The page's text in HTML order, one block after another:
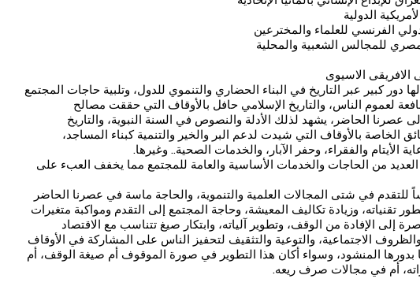
الدولية
الفرنسي للعلماء والمخترعين
للمجالس الشعبية والمحلية
الاسيوى
دور كبير عبر التاريخ في البناء الحضاري والتنموي للدول، وتلبية حاجات المجتمع
لعموم الناس، والتاريخ الإسلامي حافل بالأوقاف التي حققت مصالح
عصرنا الحاضر، يشهد لذلك الأدلة والنصوص في السنة النبوية، والتاريخ
الخاصة بالأوقاف التي شيدت لدعم البر والخير والتنمية كبناء المساجد،
الأيتام والفقراء، وحفر الآبار، والخدمات الصحية.. وغيرها.
من الحاجات والخدمات الأساسية والعامة للمجتمع مما يخفف العبء على
للتقدم في شتى المجالات العلمية والتنموية، والحاجة ماسة في عصرنا الحاضر
تقنياته، وزيادة تكاليف المعيشة، وحاجة المجتمع إلى التقدم ومواكبة متغيرات
إلى الإفادة من الوقف، وتطوير آلياته، وابتكار صيغ تتناسب مع الاقتصاد
الاجتماعية، والتوعية والتثقيف لتحفيز الناس على المشاركة في الأوقاف
بدورها المنشود، وسواء أكان هذا التطوير في صورة الموقوف أم صيغة الوقف، أم
أم في مجالات صرف ريعه.